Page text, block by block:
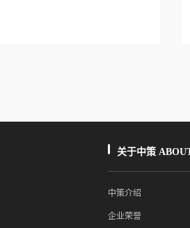
关于中策
中策介绍
企业荣誉